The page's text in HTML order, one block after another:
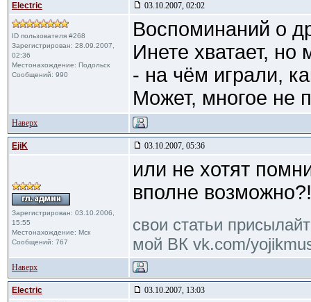
Electric 03.10.2007, 02:02
ID пользователя #268
Зарегистрирован: 28.09.2007,
02:36
Местонахождение: Подольск
Сообщений: 990
Воспоминаний о
Инете хватает, но
- на чём играли,
Может, многое не
Наверх
EjiK 03.10.2007, 05:36
Зарегистрирован: 03.10.2006,
15:55
Местонахождение: Мск
Сообщений: 767
или не хотят
вполне возможно?!
свои статьи
мой ВК vk.com/
Наверх
Electric 03.10.2007, 13:03